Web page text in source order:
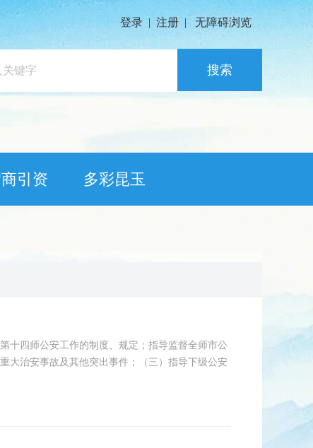
登录 | 注册 | 无障碍浏览
搜索
引资 多彩昆玉
十四师公安工作的制度、规定；指导监督全师市公
大治安事故及其他突出事件；（三）指导下级公安